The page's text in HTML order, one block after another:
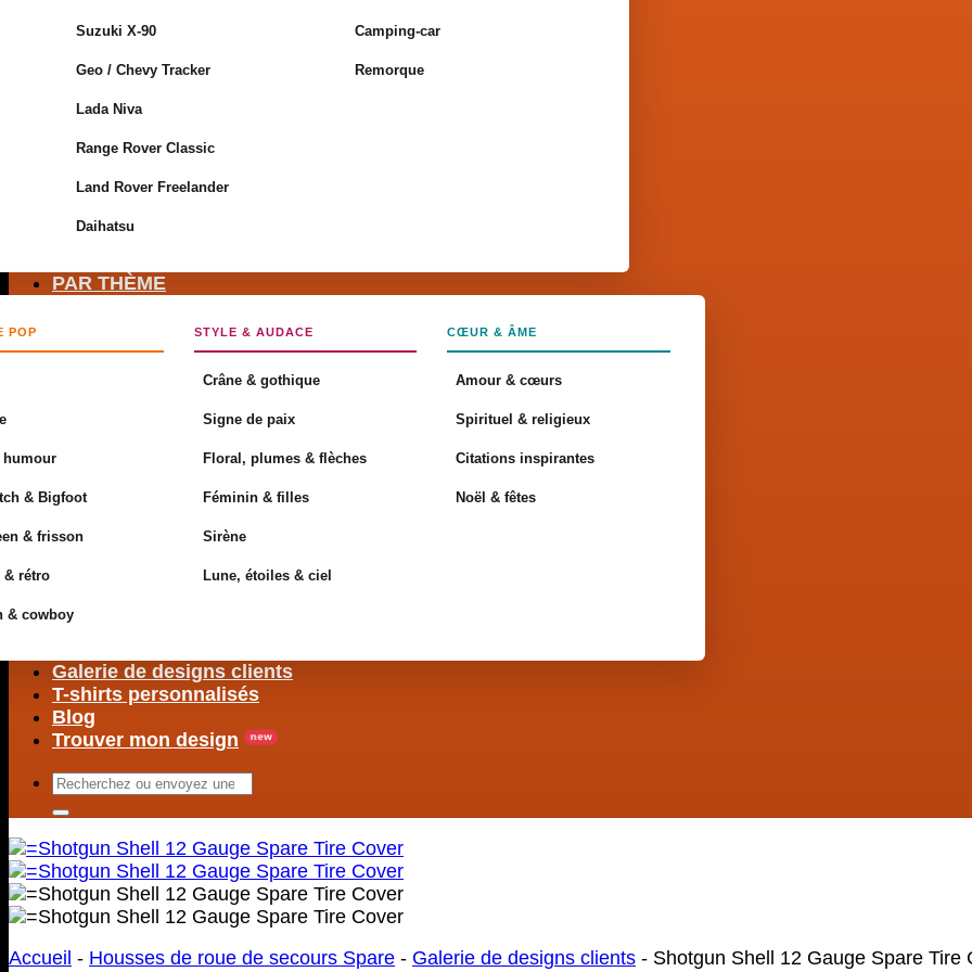
Panier
Retour à la boutique
Suzuki X-90
Geo / Chevy Tracker
Lada Niva
Range Rover Classic
Land Rover Freelander
Daihatsu
Camping-car
Remorque
PAR THÈME
POP
humour
& Bigfoot
& frisson
& rétro
& cowboy
STYLE & AUDACE
Crâne & gothique
Signe de paix
Floral, plumes & flèches
Féminin & filles
Sirène
Lune, étoiles & ciel
CŒUR & ÂME
Amour & cœurs
Spirituel & religieux
Citations inspirantes
Noël & fêtes
Galerie de designs clients
T-shirts personnalisés
Blog
Trouver mon design
Rechercher
Accueil - Housses de roue de secours Spare - Galerie de designs clients - Shotgun Shell 12 Gauge Spare Tire